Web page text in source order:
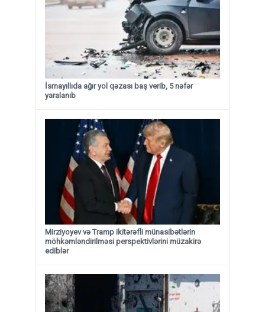
İsmayıllıda ağır yol qəzası baş verib, 5 nəfər
yaralanıb
Mirziyoyev və Tramp ikitərəfli münasibətlərin
möhkəmləndirilməsi perspektivlərini müzakirə
ediblər